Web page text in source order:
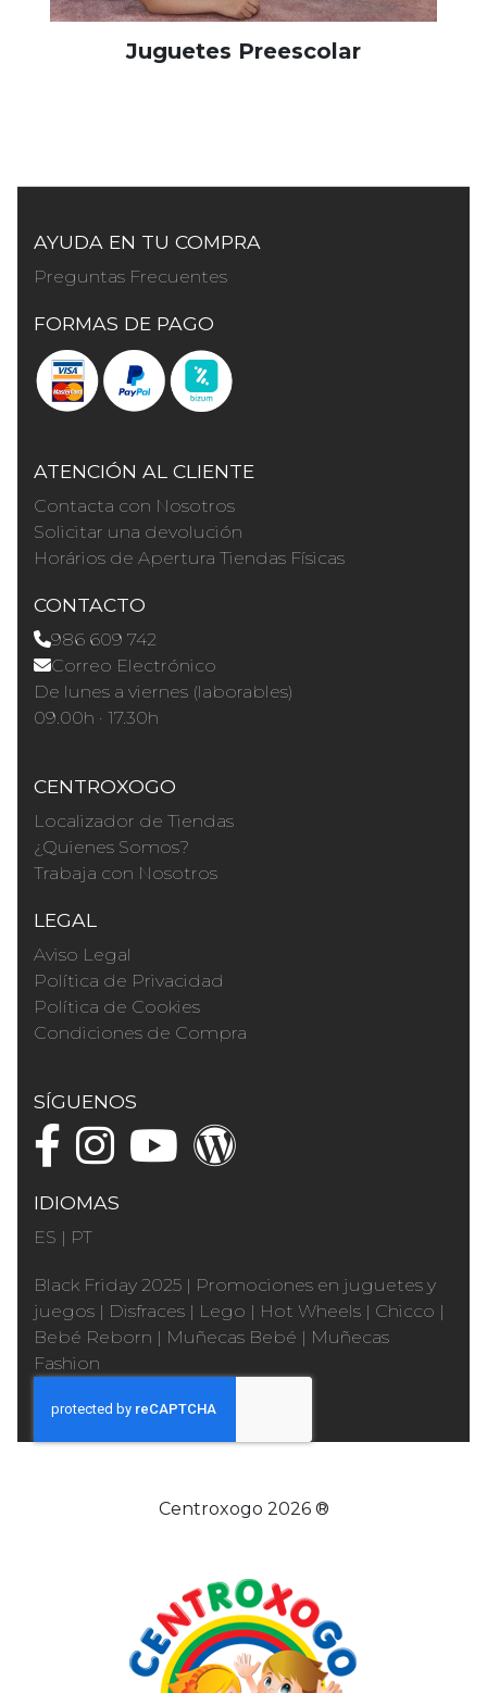
Juguetes Preescolar
AYUDA EN TU COMPRA
Preguntas Frecuentes
FORMAS DE PAGO
ATENCIÓN AL CLIENTE
Contacta con Nosotros
Solicitar una devolución
Horários de Apertura Tiendas Físicas
CONTACTO
986 609 742
Correo Electrónico
De lunes a viernes (laborables)
09.00h · 17.30h
CENTROXOGO
Localizador de Tiendas
¿Quienes Somos?
Trabaja con Nosotros
LEGAL
Aviso Legal
Política de Privacidad
Política de Cookies
Condiciones de Compra
SÍGUENOS
IDIOMAS
ES | PT
Black Friday 2025 | Promociones en juguetes y
juegos | Disfraces | Lego | Hot Wheels | Chicco |
Bebé Reborn | Muñecas Bebé | Muñecas
Fashion
Centroxogo 2026 ®